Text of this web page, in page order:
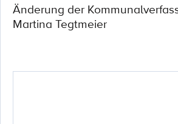
Änderung der
Martina Tegtmeier